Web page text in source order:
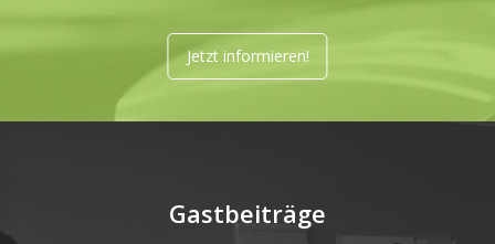
Jetzt informieren!
Gastbeiträge